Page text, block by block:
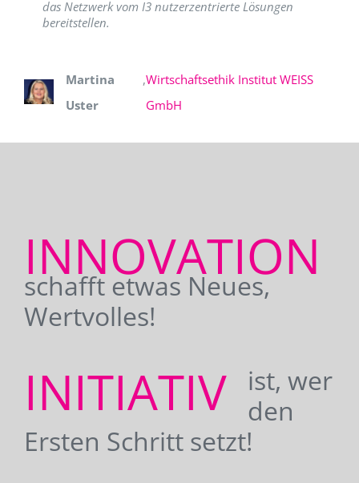
das Netzwerk vom I3 nutzerzentrierte Lösungen
bereitstellen.
Martina
Uster
,Wirtschaftsethik Institut WEISS
GmbH
INNOVATION
schafft etwas Neues,
Wertvolles!
INITIATIV
ist, wer
den
Ersten Schritt setzt!